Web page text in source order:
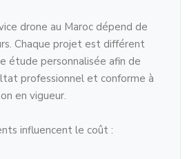
drone au Maroc dépend de
Chaque projet est différent
étude personnalisée afin de
professionnel et conforme à
en vigueur.
influencent le coût :